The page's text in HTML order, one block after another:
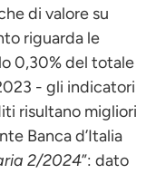
di valore su
riguarda le
0,30% del totale
- gli indicatori
risultano migliori
Banca d’Italia
2/2024”: dato